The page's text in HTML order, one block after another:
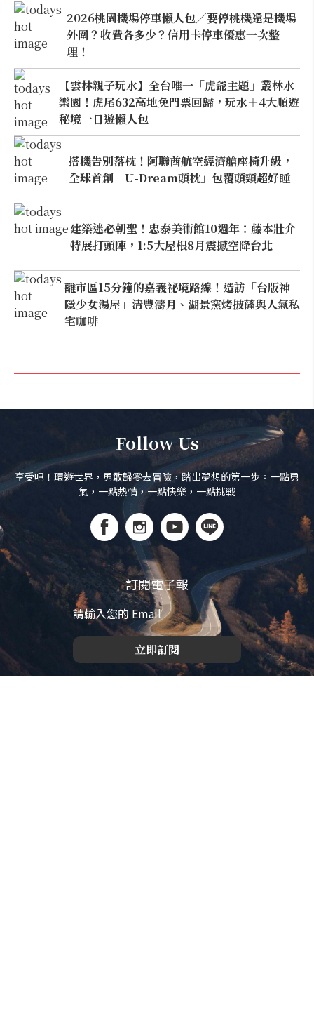
2026桃園機場停車懶人包／要停桃機還是機場
外圍？收費各多少？信用卡停車優惠一次整
理！
【雲林親子玩水】全台唯一「虎爺主題」叢林水
樂園！虎尾632高地免門票回歸，玩水＋4大順遊
秘境一日遊懶人包
搭機告別落枕！阿聯酋航空經濟艙座椅升級，
全球首創「U-Dream頭枕」包覆頭頸超好睡
建築迷必朝聖！忠泰美術館10週年：藤本壯介
特展打頭陣，1:5大屋根8月震撼空降台北
離市區15分鐘的嘉義祕境路線！造訪「台版神
隱少女湯屋」清豐濤月、湖景窯烤披薩與人氣私
宅咖啡
Follow Us
享受吧！環遊世界，勇敢歸零去冒險，踏出夢想的第一步。一點勇
氣，一點熱情，一點快樂，一點挑戰
訂閱電子報
立即訂閱